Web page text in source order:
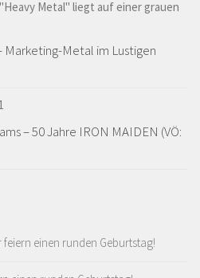
Marketing-Metal im Lustigen
– 50 Jahre IRON MAIDEN (VÖ:
feiern einen runden Geburtstag!